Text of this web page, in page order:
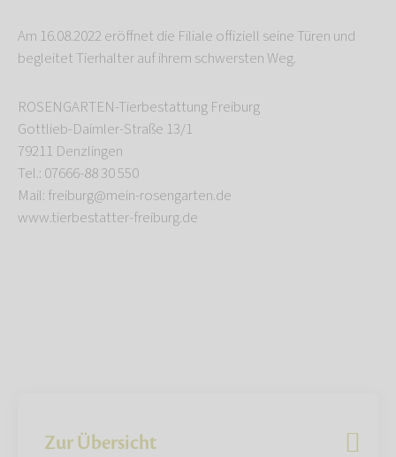
Am 16.08.2022 eröffnet die Filiale offiziell seine Türen und
begleitet Tierhalter auf ihrem schwersten Weg.
ROSENGARTEN-Tierbestattung Freiburg
Gottlieb-Daimler-Straße 13/1
79211 Denzlingen
Tel.: 07666-88 30 550
Mail: freiburg@mein-rosengarten.de
www.tierbestatter-freiburg.de
Zur Übersicht